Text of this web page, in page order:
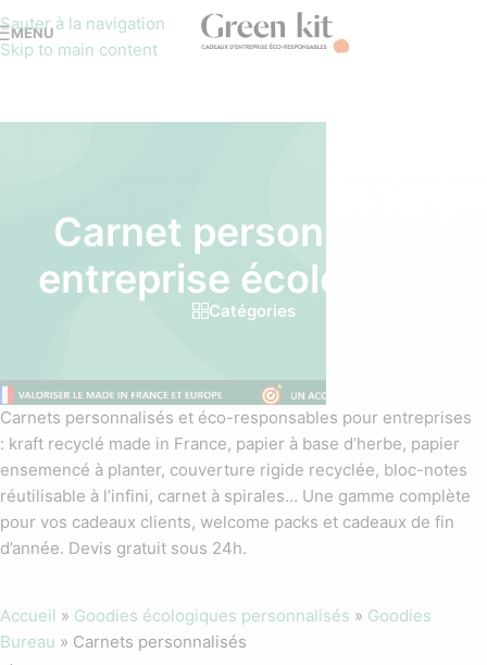
Sauter à la navigation
Skip to main content
MENU
Carnet personnalisé
entreprise écologique
Catégories
Carnets personnalisés et éco-responsables pour entreprises
: kraft recyclé made in France, papier à base d’herbe, papier
ensemencé à planter, couverture rigide recyclée, bloc-notes
réutilisable à l’infini, carnet à spirales… Une gamme complète
pour vos cadeaux clients, welcome packs et cadeaux de fin
d’année. Devis gratuit sous 24h.
Accueil » Goodies écologiques personnalisés » Goodies
Bureau » Carnets personnalisés